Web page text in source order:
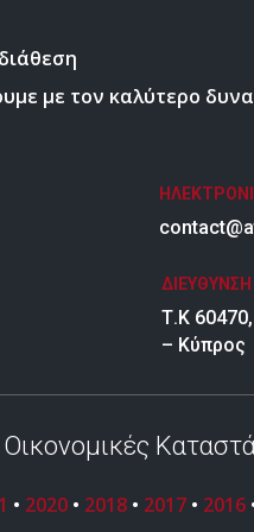
με τον καλύτερο
ΔΙΕΥΘΥΝΣΗ
Τ.Κ
– Κύπρος
• 2020• 2018• 2017• 2016